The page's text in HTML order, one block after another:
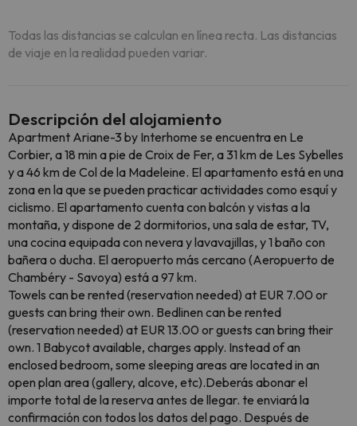
Todas las distancias se calculan en línea recta. Las distancias
de viaje en la realidad pueden variar.
Descripción del alojamiento
Apartment Ariane-3 by Interhome se encuentra en Le
Corbier, a 18 min a pie de Croix de Fer, a 31 km de Les Sybelles
y a 46 km de Col de la Madeleine. El apartamento está en una
zona en la que se pueden practicar actividades como esquí y
ciclismo. El apartamento cuenta con balcón y vistas a la
montaña, y dispone de 2 dormitorios, una sala de estar, TV,
una cocina equipada con nevera y lavavajillas, y 1 baño con
bañera o ducha. El aeropuerto más cercano (Aeropuerto de
Chambéry - Savoya) está a 97 km.
Towels can be rented (reservation needed) at EUR 7.00 or
guests can bring their own. Bedlinen can be rented
(reservation needed) at EUR 13.00 or guests can bring their
own. 1 Babycot available, charges apply. Instead of an
enclosed bedroom, some sleeping areas are located in an
open plan area (gallery, alcove, etc).Deberás abonar el
importe total de la reserva antes de llegar. te enviará la
confirmación con todos los datos del pago. Después de